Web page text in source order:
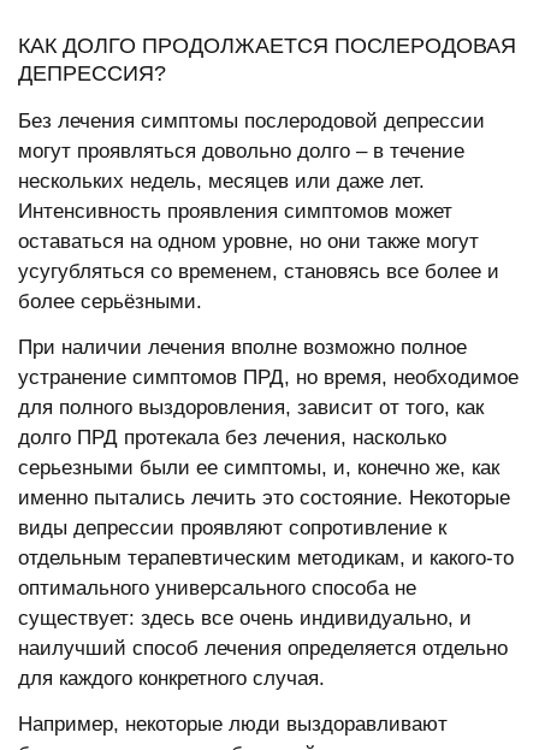
КАК ДОЛГО ПРОДОЛЖАЕТСЯ ПОСЛЕРОДОВАЯ
ДЕПРЕССИЯ?
Без лечения симптомы послеродовой депрессии
могут проявляться довольно долго – в течение
нескольких недель, месяцев или даже лет.
Интенсивность проявления симптомов может
оставаться на одном уровне, но они также могут
усугубляться со временем, становясь все более и
более серьёзными.
При наличии лечения вполне возможно полное
устранение симптомов ПРД, но время, необходимое
для полного выздоровления, зависит от того, как
долго ПРД протекала без лечения, насколько
серьезными были ее симптомы, и, конечно же, как
именно пытались лечить это состояние. Некоторые
виды депрессии проявляют сопротивление к
отдельным терапевтическим методикам, и какого-то
оптимального универсального способа не
существует: здесь все очень индивидуально, и
наилучший способ лечения определяется отдельно
для каждого конкретного случая.
Например, некоторые люди выздоравливают